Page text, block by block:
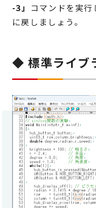
-3」 コマンドを実
に戻しましょう。
◆ 標準ライブ